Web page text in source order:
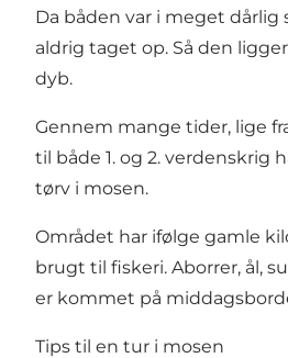
Da båden var i meget dårlig
aldrig taget op. Så den
dyb.
Gennem mange tider, lige
til både 1. og 2. verdenskrig
tørv i mosen.
Området har ifølge gamle
brugt til fiskeri. Aborrer, ål,
er kommet på
Tips til en tur i mosen